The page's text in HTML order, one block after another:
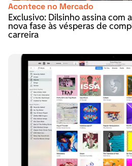
Acontece no Mercado
Exclusivo: Dilsinho assina com
nova fase às vésperas de
carreira